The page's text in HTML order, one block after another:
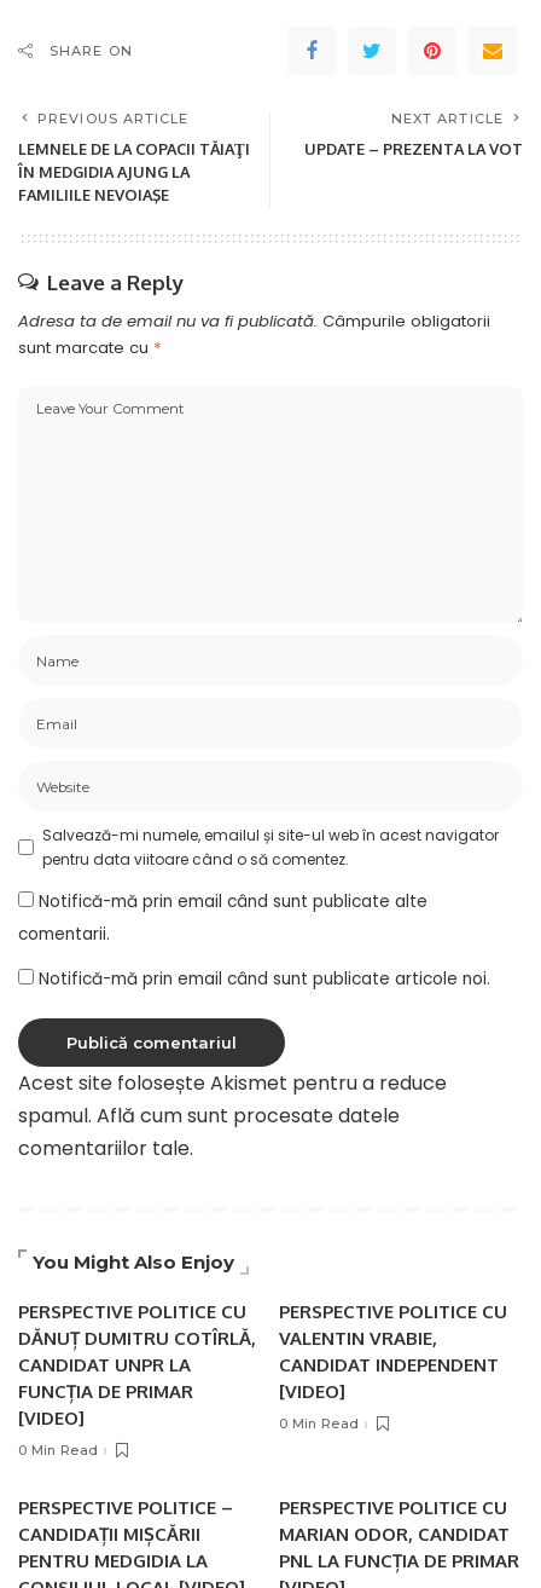
SHARE ON
PREVIOUS ARTICLE
LEMNELE DE LA COPACII TĂIAŢI
ÎN MEDGIDIA AJUNG LA
FAMILIILE NEVOIAŞE
NEXT ARTICLE
UPDATE – PREZENTA LA VOT
Leave a Reply
Adresa ta de email nu va fi publicată. Câmpurile obligatorii
sunt marcate cu *
Salvează-mi numele, emailul și site-ul web în acest navigator
pentru data viitoare când o să comentez.
Notifică-mă prin email când sunt publicate alte
comentarii.
Notifică-mă prin email când sunt publicate articole noi.
Acest site folosește Akismet pentru a reduce
spamul. Află cum sunt procesate datele
comentariilor tale.
You Might Also Enjoy
PERSPECTIVE POLITICE CU
DĂNUȚ DUMITRU COTÎRLĂ,
CANDIDAT UNPR LA
FUNCȚIA DE PRIMAR
[VIDEO]
0 Min Read
PERSPECTIVE POLITICE CU
VALENTIN VRABIE,
CANDIDAT INDEPENDENT
[VIDEO]
0 Min Read
PERSPECTIVE POLITICE –
CANDIDAȚII MIȘCĂRII
PENTRU MEDGIDIA LA
PERSPECTIVE POLITICE CU
MARIAN ODOR, CANDIDAT
PNL LA FUNCȚIA DE PRIMAR